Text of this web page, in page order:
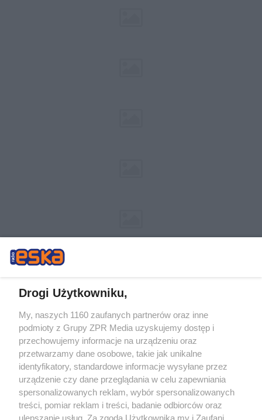
Żaden utwór zamieszczony w serwisie nie może być powielany i
rozpowszechniany lub dalej rozpowszechniany w jakikolwiek sposób (w
tym także elektroniczny lub mechaniczny) na jakimkolwiek polu
eksploatacji w jakiejkolwiek formie, włącznie z umieszczaniem w Internecie
bez pisemnej zgody właściciela praw. Jakiekolwiek użycie lub
wykorzystanie utworów w całości lub w części z naruszeniem prawa, tzn.
bez właściwej zgody, jest zabronione pod groźbą kary i może być ścigane
prawnie.
Drogi Użytkowniku,
My, naszych 1160 zaufanych partnerów oraz inne
podmioty z Grupy ZPR Media uzyskujemy dostęp i
przechowujemy informacje na urządzeniu oraz
przetwarzamy dane osobowe, takie jak unikalne
identyfikatory, standardowe informacje wysyłane przez
urządzenie czy dane przeglądania w celu zapewniania
spersonalizowanych reklam, wybór spersonalizowanych
treści, pomiar reklam i treści, badanie odbiorców oraz
ulepszanie usług. Za zgodą Użytkownika my i Zaufani